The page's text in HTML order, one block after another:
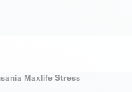
Maxlife Stress